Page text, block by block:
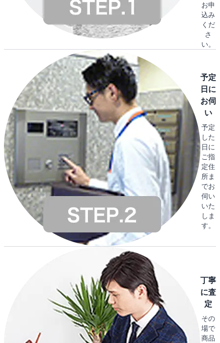
お申
込み
くだ
さ
い。
予定
日に
お伺
い
予定
した
日に
ご指
定住
所ま
でお
伺い
いた
しま
す。
丁寧
に査
定
その
場で
商品